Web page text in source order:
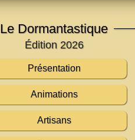
Le Dormantastique
Édition 2026
Présentation
Animations
Artisans